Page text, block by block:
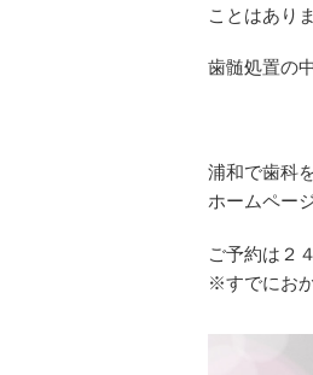
ことはあり
歯髄処置の
浦和で歯科
ホームペー
ご予約は２
※すでにお